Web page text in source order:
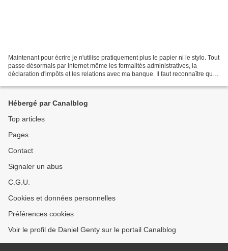
Maintenant pour écrire je n'utilise pratiquement plus le papier ni le stylo. Tout
passe désormais par internet même les formalités administratives, la
déclaration d'impôts et les relations avec ma banque. Il faut reconnaître que
Hébergé par Canalblog
Top articles
Pages
Contact
Signaler un abus
C.G.U.
Cookies et données personnelles
Préférences cookies
Voir le profil de Daniel Genty sur le portail Canalblog